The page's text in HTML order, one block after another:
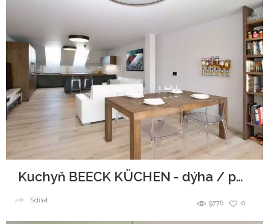
Kuchyň BEECK KÜCHEN - dýha / polymat
0
9776
Sdílet